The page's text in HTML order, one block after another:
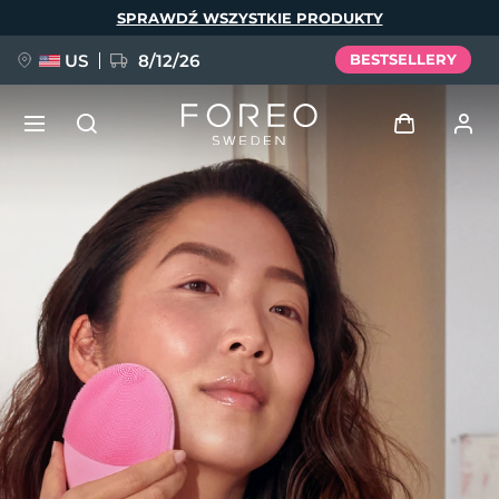
SPRAWDŹ WSZYSTKIE PRODUKTY
US 8/12/26 BESTSELLERY
Profil użytkownika
Moje urządzenia
Moje zamówienia
Moje adresy
Moje subskrypcje
NOWOŚĆ
FAQ™ Pure Beauty-Tech Elixir
BREAKING NEWS
issa™ Teeth Whitening Set
Język
English Deutsch
Español
Français
Italiano
Português
Polski
Svenska
Русский
Türkçe
简体中文 繁體中文